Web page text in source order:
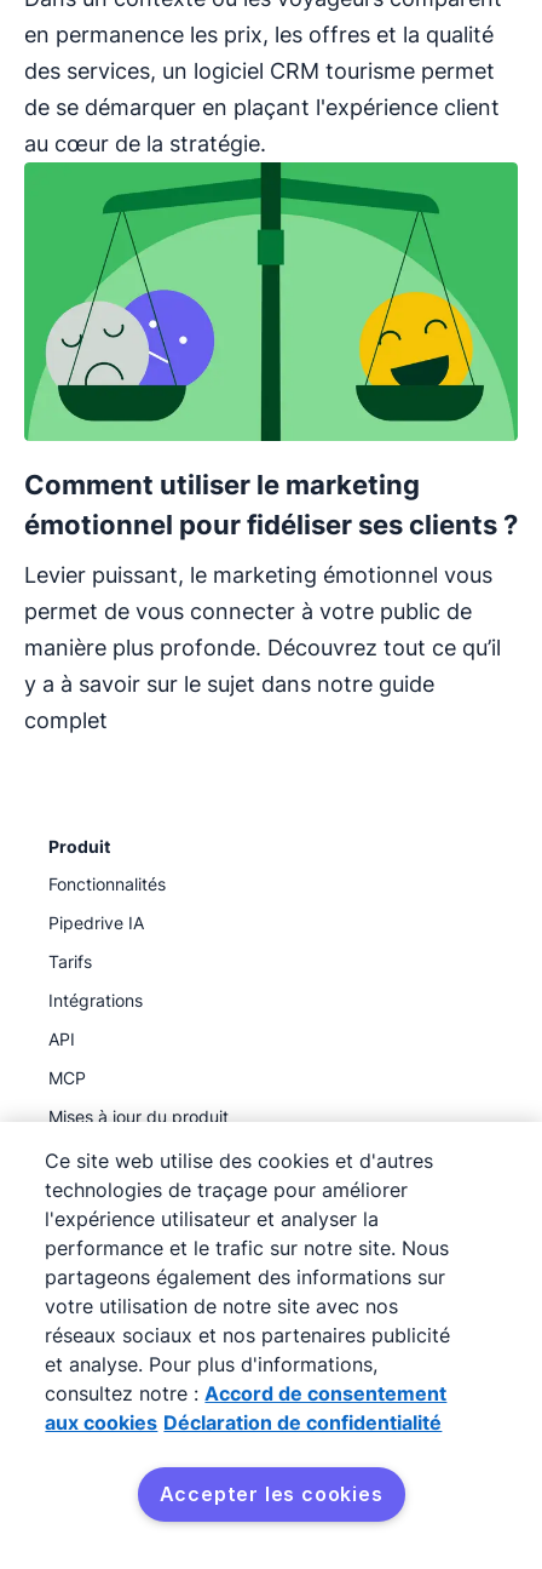
en permanence les prix, les offres et la qualité
des services, un logiciel CRM tourisme permet
de se démarquer en plaçant l'expérience client
au cœur de la stratégie.
Comment utiliser le marketing
émotionnel pour fidéliser ses clients ?
Levier puissant, le marketing émotionnel vous
permet de vous connecter à votre public de
manière plus profonde. Découvrez tout ce qu’il
y a à savoir sur le sujet dans notre guide
complet
Produit
Fonctionnalités
Pipedrive IA
Tarifs
Intégrations
API
MCP
Mises à jour du produit
Découvrez
Programme partenaire
Programme de parrainage
Études de cas
Cours sur le pipeline des ventes
Qu'est-ce qu'un CRM ?
Ressources
Calculateur des ventes
Ce site web utilise des cookies et d'autres
technologies de traçage pour améliorer
l'expérience utilisateur et analyser la
performance et le trafic sur notre site. Nous
partageons également des informations sur
votre utilisation de notre site avec nos
réseaux sociaux et nos partenaires publicité
et analyse. Pour plus d'informations,
consultez notre : Accord de consentement
aux cookies Déclaration de confidentialité
Accepter les cookies